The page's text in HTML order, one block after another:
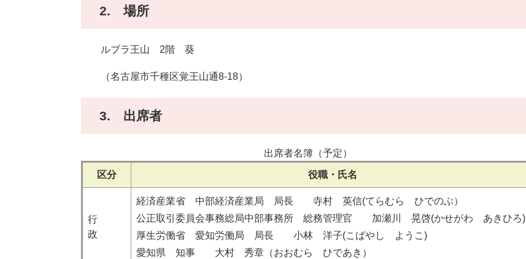
2. 場所
ルブラ王山 2階 葵
（名古屋市千種区覚王山通8-18）
3. 出席者
出席者名簿（予定）
区分 役職・氏名
行
政
経済産業省 中部経済産業局 局長 寺村 英信(てらむら ひでのぶ）
公正取引委員会事務総局中部事務所 総務管理官 加瀬川 晃啓(かせがわ あきひろ)
厚生労働省 愛知労働局 局長 小林 洋子(こばやし ようこ)
愛知県 知事 大村 秀章（おおむら ひであき）